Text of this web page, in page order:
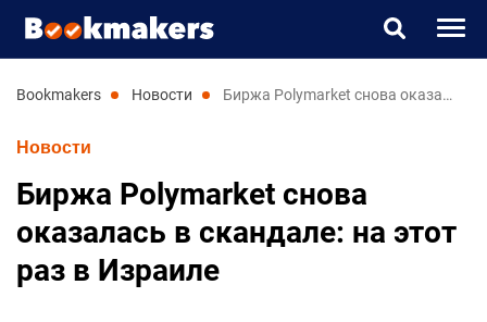
Букмекеры
Новости
bookmakers новости Биржа Polymarket снова оказалась в скандале: на этот раз в Израиле
Новости
Биржа Polymarket снова
оказалась в скандале: на этот
раз в Израиле